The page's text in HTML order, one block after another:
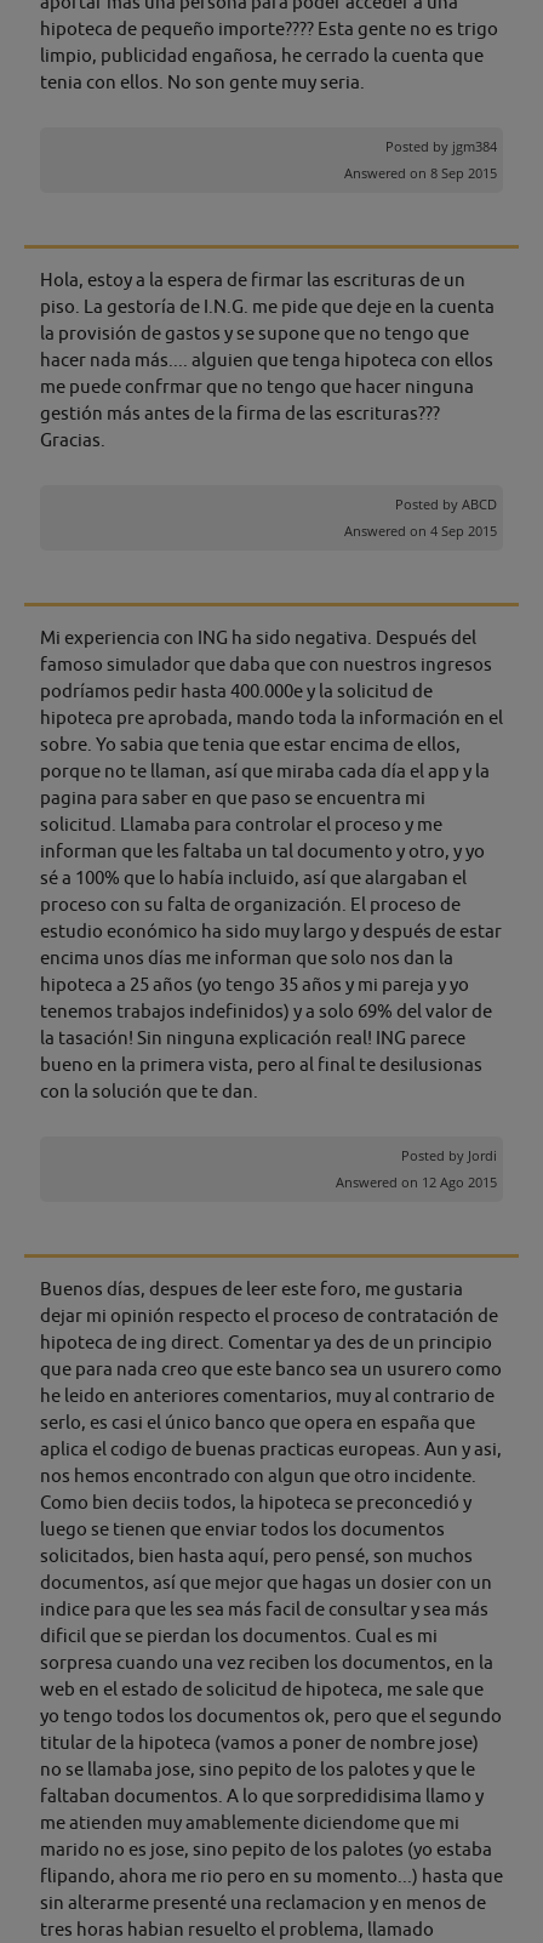
hipoteca de pequeño importe???? Esta gente no es trigo
limpio, publicidad engañosa, he cerrado la cuenta que
tenia con ellos. No son gente muy seria.
Posted by jgm384
Answered on 8 Sep 2015
Hola, estoy a la espera de firmar las escrituras de un
piso. La gestoría de I.N.G. me pide que deje en la cuenta
la provisión de gastos y se supone que no tengo que
hacer nada más.... alguien que tenga hipoteca con ellos
me puede confrmar que no tengo que hacer ninguna
gestión más antes de la firma de las escrituras???
Gracias.
Posted by ABCD
Answered on 4 Sep 2015
Mi experiencia con ING ha sido negativa. Después del
famoso simulador que daba que con nuestros ingresos
podríamos pedir hasta 400.000e y la solicitud de
hipoteca pre aprobada, mando toda la información en el
sobre. Yo sabia que tenia que estar encima de ellos,
porque no te llaman, así que miraba cada día el app y la
pagina para saber en que paso se encuentra mi
solicitud. Llamaba para controlar el proceso y me
informan que les faltaba un tal documento y otro, y yo
sé a 100% que lo había incluido, así que alargaban el
proceso con su falta de organización. El proceso de
estudio económico ha sido muy largo y después de estar
encima unos días me informan que solo nos dan la
hipoteca a 25 años (yo tengo 35 años y mi pareja y yo
tenemos trabajos indefinidos) y a solo 69% del valor de
la tasación! Sin ninguna explicación real! ING parece
bueno en la primera vista, pero al final te desilusionas
con la solución que te dan.
Posted by Jordi
Answered on 12 Ago 2015
Buenos días, despues de leer este foro, me gustaria
dejar mi opinión respecto el proceso de contratación de
hipoteca de ing direct. Comentar ya des de un principio
que para nada creo que este banco sea un usurero como
he leido en anteriores comentarios, muy al contrario de
serlo, es casi el único banco que opera en españa que
aplica el codigo de buenas practicas europeas. Aun y asi,
nos hemos encontrado con algun que otro incidente.
Como bien deciis todos, la hipoteca se preconcedió y
luego se tienen que enviar todos los documentos
solicitados, bien hasta aquí, pero pensé, son muchos
documentos, así que mejor que hagas un dosier con un
indice para que les sea más facil de consultar y sea más
dificil que se pierdan los documentos. Cual es mi
sorpresa cuando una vez reciben los documentos, en la
web en el estado de solicitud de hipoteca, me sale que
yo tengo todos los documentos ok, pero que el segundo
titular de la hipoteca (vamos a poner de nombre jose)
no se llamaba jose, sino pepito de los palotes y que le
faltaban documentos. A lo que sorpredidisima llamo y
me atienden muy amablemente diciendome que mi
marido no es jose, sino pepito de los palotes (yo estaba
flipando, ahora me rio pero en su momento...) hasta que
sin alterarme presenté una reclamacion y en menos de
tres horas habian resuelto el problema, llamado